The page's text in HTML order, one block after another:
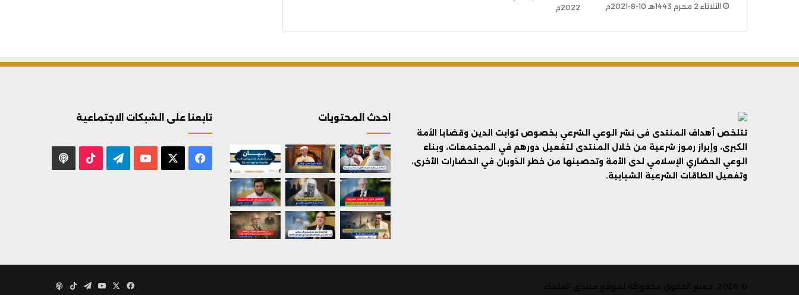
الثلاثاء 2 محرم 1443هـ 10-8-2021م
2022م
تتلخص أهداف المنتدى فى نشر الوعي الشرعي بخصوص ثوابت الدين وقضايا الأمة
الكبرى، وإبراز رموز شرعية من خلال المنتدى لتفعيل دورهم في المجتمعات، وبناء
الوعي الحضاري الإسلامي لدى الأمة وتحصينها من خطر الذوبان في الحضارات الأخرى،
وتفعيل الطاقات الشرعية الشبابية.
احدث المحتويات تابعنا على الشبكات الاجتماعية
فيسبوك يوتيوب تيلقرام ‫TikTok
© 2026, جميع الحقوق محفوظة لموقع منتدى العلماء فيسبوك يوتيوبتيلقرام‫TikTok